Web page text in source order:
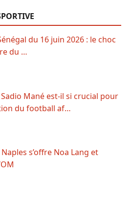
du 16 juin 2026 : le choc
du …
Mané est-il si crucial pour
du football af…
s’offre Noa Lang et